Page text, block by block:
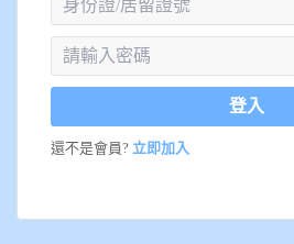
登入
還不是會員? 立即加入